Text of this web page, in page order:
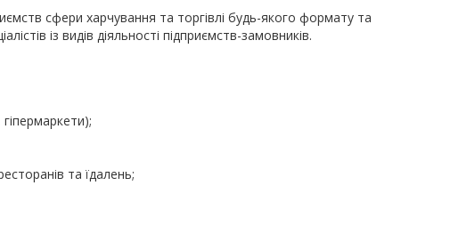
сфери харчування та торгівлі будь-якого формату та
із видів діяльності підприємств-замовників.
та їдалень;